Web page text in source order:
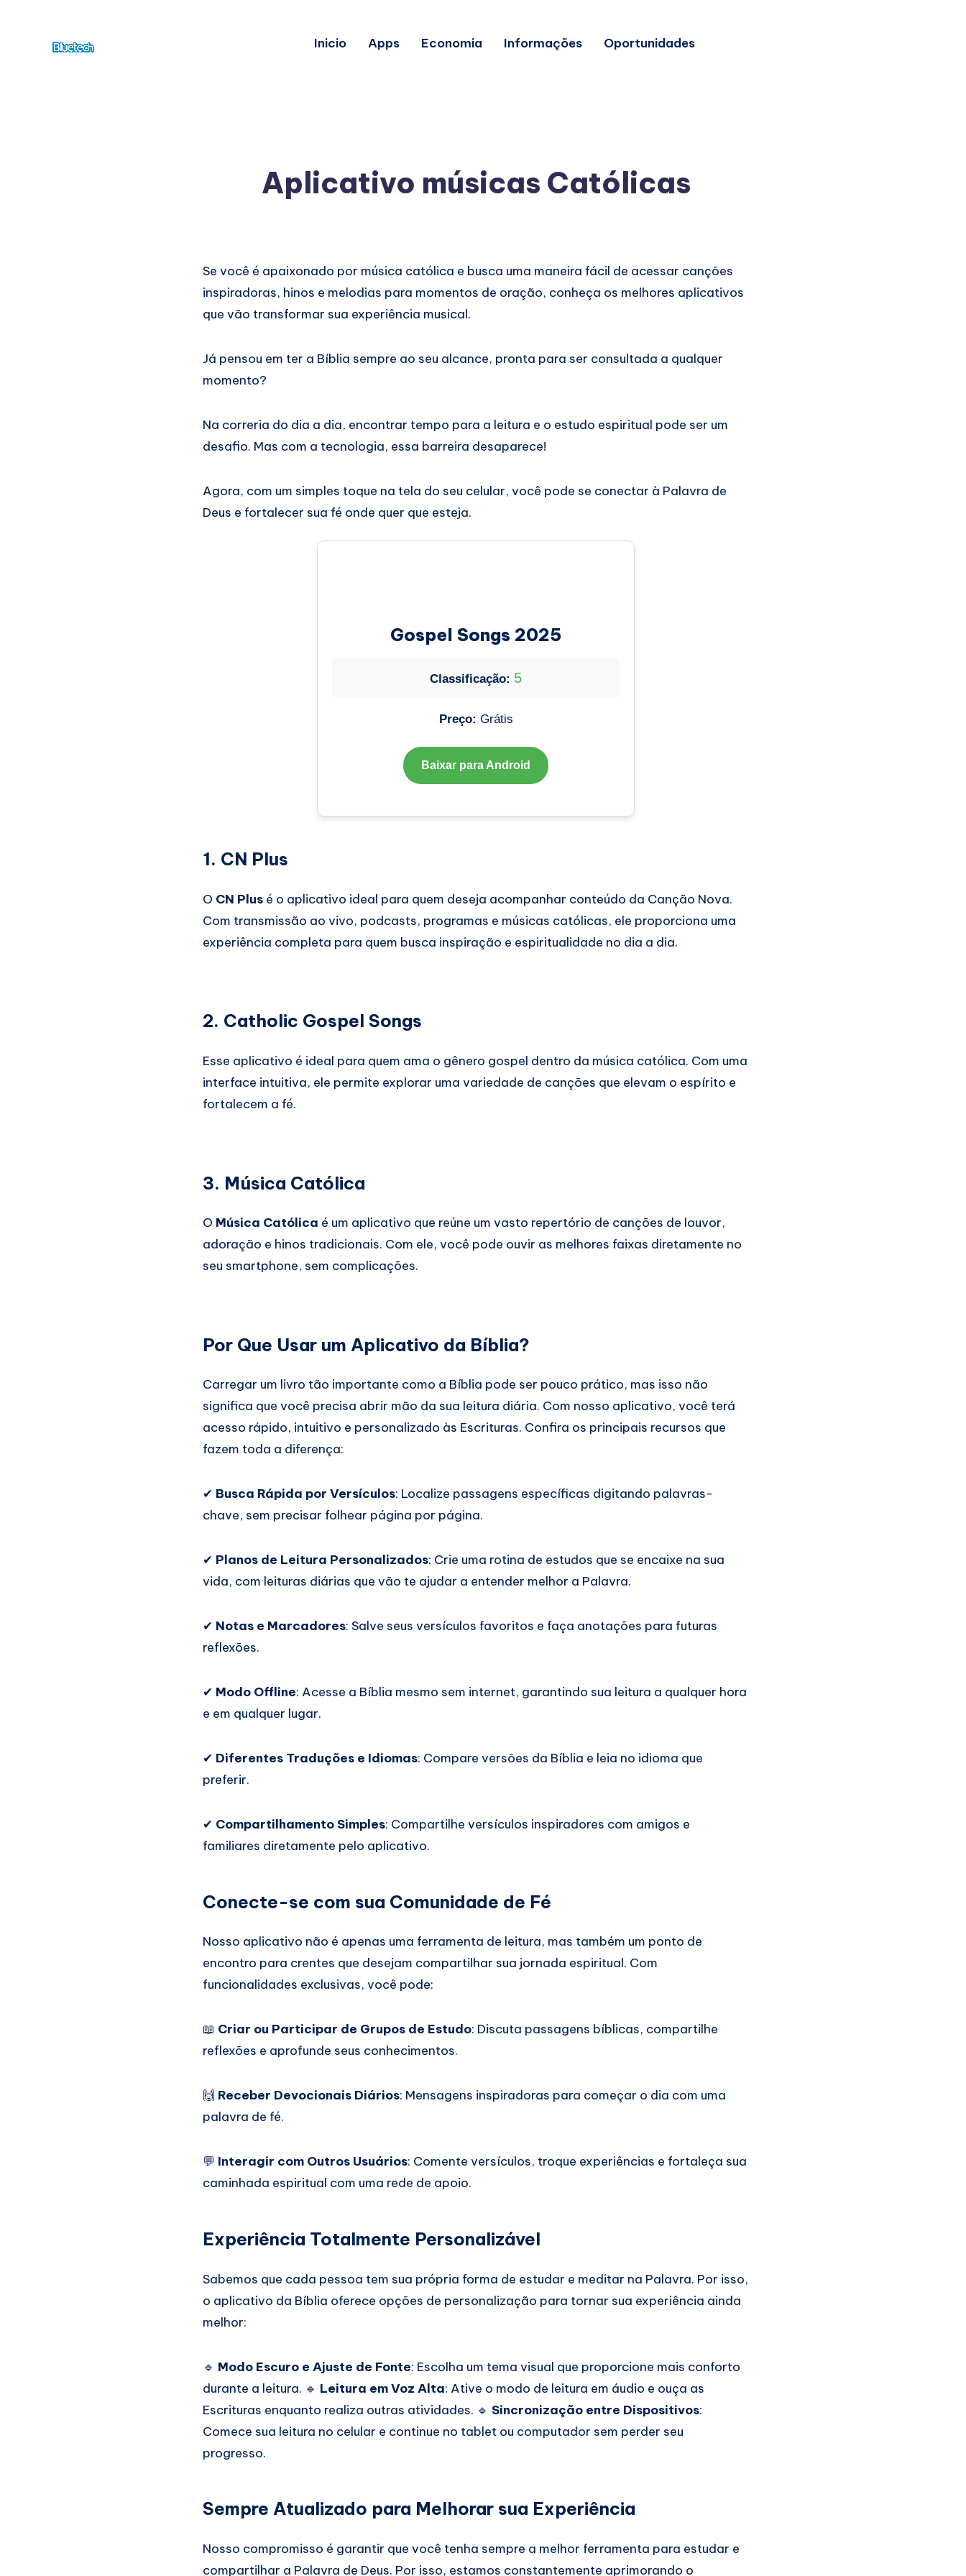
Inicio Apps Economia Informações Oportunidades
Aplicativo músicas Católicas
Se você é apaixonado por música católica e busca uma maneira fácil de acessar canções
inspiradoras, hinos e melodias para momentos de oração, conheça os melhores aplicativos
que vão transformar sua experiência musical.
Já pensou em ter a Bíblia sempre ao seu alcance, pronta para ser consultada a qualquer
momento?
Na correria do dia a dia, encontrar tempo para a leitura e o estudo espiritual pode ser um
desafio. Mas com a tecnologia, essa barreira desaparece!
Agora, com um simples toque na tela do seu celular, você pode se conectar à Palavra de
Deus e fortalecer sua fé onde quer que esteja.
Gospel Songs 2025
Classificação: 5
Preço: Grátis
Baixar para Android
1. CN Plus
O CN Plus é o aplicativo ideal para quem deseja acompanhar conteúdo da Canção Nova.
Com transmissão ao vivo, podcasts, programas e músicas católicas, ele proporciona uma
experiência completa para quem busca inspiração e espiritualidade no dia a dia.
2. Catholic Gospel Songs
Esse aplicativo é ideal para quem ama o gênero gospel dentro da música católica. Com uma
interface intuitiva, ele permite explorar uma variedade de canções que elevam o espírito e
fortalecem a fé.
3. Música Católica
O Música Católica é um aplicativo que reúne um vasto repertório de canções de louvor,
adoração e hinos tradicionais. Com ele, você pode ouvir as melhores faixas diretamente no
seu smartphone, sem complicações.
Por Que Usar um Aplicativo da Bíblia?
Carregar um livro tão importante como a Bíblia pode ser pouco prático, mas isso não
significa que você precisa abrir mão da sua leitura diária. Com nosso aplicativo, você terá
acesso rápido, intuitivo e personalizado às Escrituras. Confira os principais recursos que
fazem toda a diferença:
✔ Busca Rápida por Versículos: Localize passagens específicas digitando palavras-
chave, sem precisar folhear página por página.
✔ Planos de Leitura Personalizados: Crie uma rotina de estudos que se encaixe na sua
vida, com leituras diárias que vão te ajudar a entender melhor a Palavra.
✔ Notas e Marcadores: Salve seus versículos favoritos e faça anotações para futuras
reflexões.
✔ Modo Offline: Acesse a Bíblia mesmo sem internet, garantindo sua leitura a qualquer hora
e em qualquer lugar.
✔ Diferentes Traduções e Idiomas: Compare versões da Bíblia e leia no idioma que
preferir.
✔ Compartilhamento Simples: Compartilhe versículos inspiradores com amigos e
familiares diretamente pelo aplicativo.
Conecte-se com sua Comunidade de Fé
Nosso aplicativo não é apenas uma ferramenta de leitura, mas também um ponto de
encontro para crentes que desejam compartilhar sua jornada espiritual. Com
funcionalidades exclusivas, você pode:
📖 Criar ou Participar de Grupos de Estudo: Discuta passagens bíblicas, compartilhe
reflexões e aprofunde seus conhecimentos.
🙌 Receber Devocionais Diários: Mensagens inspiradoras para começar o dia com uma
palavra de fé.
💬 Interagir com Outros Usuários: Comente versículos, troque experiências e fortaleça sua
caminhada espiritual com uma rede de apoio.
Experiência Totalmente Personalizável
Sabemos que cada pessoa tem sua própria forma de estudar e meditar na Palavra. Por isso,
o aplicativo da Bíblia oferece opções de personalização para tornar sua experiência ainda
melhor:
🔹 Modo Escuro e Ajuste de Fonte: Escolha um tema visual que proporcione mais conforto
durante a leitura. 🔹 Leitura em Voz Alta: Ative o modo de leitura em áudio e ouça as
Escrituras enquanto realiza outras atividades. 🔹 Sincronização entre Dispositivos:
Comece sua leitura no celular e continue no tablet ou computador sem perder seu
progresso.
Sempre Atualizado para Melhorar sua Experiência
Nosso compromisso é garantir que você tenha sempre a melhor ferramenta para estudar e
compartilhar a Palavra de Deus. Por isso, estamos constantemente aprimorando o